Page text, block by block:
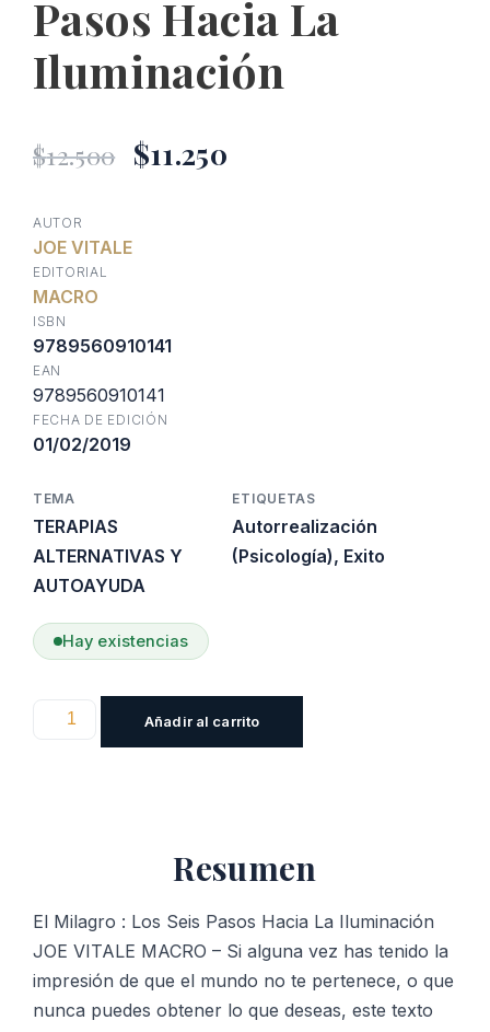
Pasos Hacia La
Iluminación
$12.500 El
era:
$12.500.
$11.250
AUTOR
JOE VITALE
EDITORIAL
MACRO
ISBN
9789560910141
EAN
9789560910141
FECHA DE EDICIÓN
01/02/2019
TEMA
TERAPIAS
ALTERNATIVAS Y
AUTOAYUDA
ETIQUETAS
Autorrealización
(Psicología), Exito
Hay existencias
La
Iluminación
cantidad
Añadir al carrito
Resumen
El Milagro : Los Seis Pasos Hacia La Iluminación
JOE VITALE MACRO – Si alguna vez has tenido la
impresión de que el mundo no te pertenece, o que
nunca puedes obtener lo que deseas, este texto